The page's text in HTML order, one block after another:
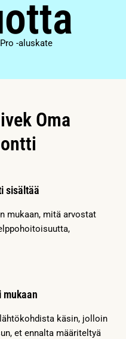
-aluskate
Oma
sisältää
mukaan, mitä arvostat
käsin, jolloin
et ennalta määriteltyä